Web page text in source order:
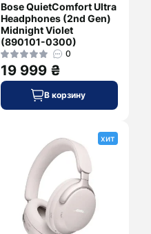
Bose QuietComfort Ultra
Headphones (2nd Gen)
Midnight Violet
(890101-0300)
0
19 999 ₴
В корзину
хит